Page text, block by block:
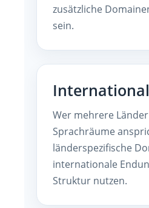
zusätzliche
sein.
Wer mehrere
Sprachräume
länderspezifische
internationale
Struktur nutzen.